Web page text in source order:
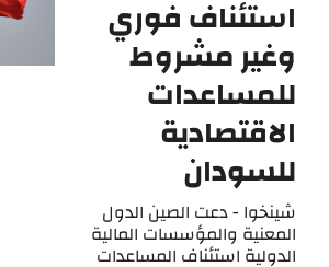
استئناف فوري
وغير مشروط
للمساعدات
الاقتصادية
للسودان
شينخوا - دعت الصين الدول
المعنية والمؤسسات المالية
الدولية استئناف المساعدات